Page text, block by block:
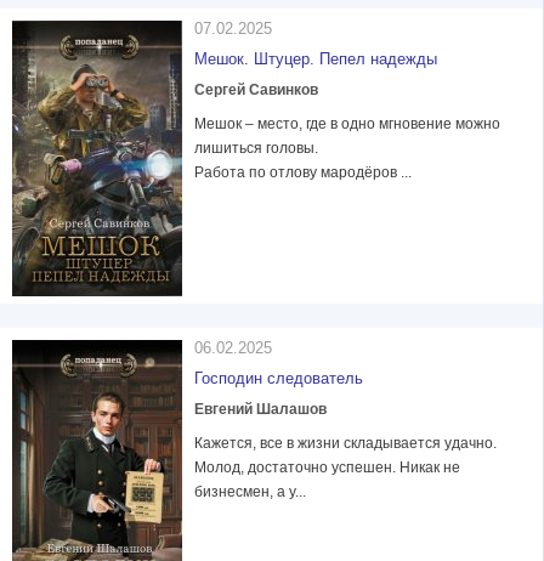
07.02.2025
Мешок. Штуцер. Пепел надежды
Сергей Савинков
Мешок – место, где в одно мгновение можно
лишиться головы.
Работа по отлову мародёров ...
06.02.2025
Господин следователь
Евгений Шалашов
Кажется, все в жизни складывается удачно.
Молод, достаточно успешен. Никак не
бизнесмен, а у...